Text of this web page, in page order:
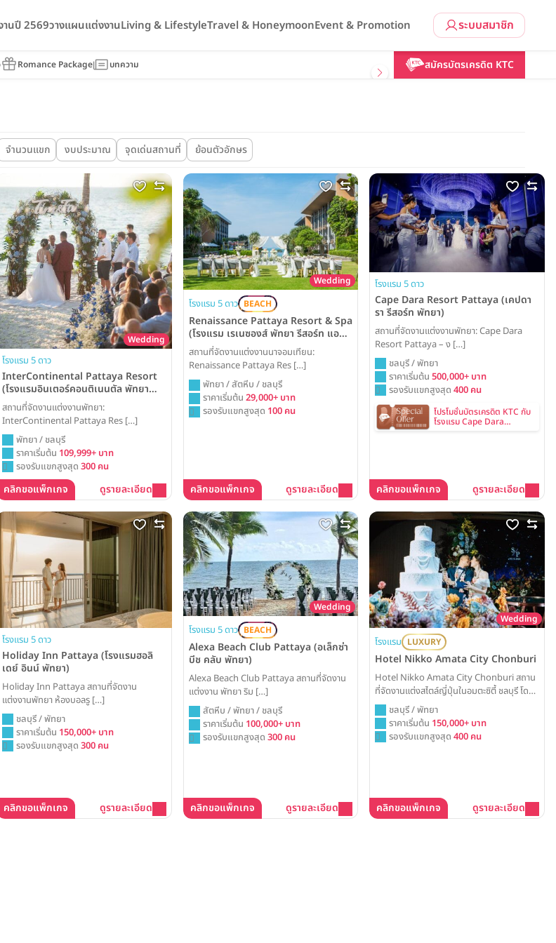
ระบบสมาชิก
นปี 2569วางแผนแต่งงานLiving & LifestyleTravel & HoneymoonEvent & Promotion
Romance Package บทความ สมัครบัตรเครดิต KTC
จำนวนแขก งบประมาณ จุดเด่นสถานที่ ย้อนตัวอักษร
Wedding
โรงแรม 5 ดาว
InterContinental Pattaya Resort
(โรงแรมอินเตอร์คอนติเนนตัล พัทยา
รีสอร์ท)
สถานที่จัดงานแต่งงานพัทยา:
InterContinental Pattaya Res […]
พัทยา / ชลบุรี
ราคาเริ่มต้น 109,999+ บาท
รองรับแขกสูงสุด300 คน
คลิกขอแพ็กเกจ ดูรายละเอียด
Wedding
โรงแรม 5 ดาว BEACH
Renaissance Pattaya Resort & Spa
(โรงแรม เรเนซองส์ พัทยา รีสอร์ท แอนด์
สปา)
สถานที่จัดงานแต่งงานนาจอมเทียน:
Renaissance Pattaya Res […]
พัทยา / สัตหีบ / ชลบุรี
ราคาเริ่มต้น 29,000+ บาท
รองรับแขกสูงสุด 100 คน
คลิกขอแพ็กเกจ ดูรายละเอียด
โรงแรม 5 ดาว
Cape Dara Resort Pattaya (เคปดา
รา รีสอร์ท พัทยา)
สถานที่จัดงานแต่งงานพัทยา: Cape Dara
Resort Pattaya – ง […]
ชลบุรี / พัทยา
ราคาเริ่มต้น500,000+ บาท
รองรับแขกสูงสุด400 คน
โปรโมชั่นบัตรเครดิต KTC กับ
โรงแรม Cape Dara
คลิกขอแพ็กเกจ ดูรายละเอียด
โรงแรม 5 ดาว
Holiday Inn Pattaya (โรงแรมฮอลิ
เดย์ อินน์ พัทยา)
Holiday Inn Pattaya สถานที่จัดงาน
แต่งงานพัทยา ห้องบอลรู […]
ชลบุรี / พัทยา
ราคาเริ่มต้น 150,000+ บาท
รองรับแขกสูงสุด300 คน
คลิกขอแพ็กเกจ ดูรายละเอียด
Wedding
โรงแรม 5 ดาว BEACH
Alexa Beach Club Pattaya (อเล็กซ่า
บีช คลับ พัทยา)
Alexa Beach Club Pattaya สถานที่จัดงาน
แต่งงาน พัทยา ริม […]
สัตหีบ / พัทยา / ชลบุรี
ราคาเริ่มต้น 100,000+ บาท
รองรับแขกสูงสุด 300 คน
คลิกขอแพ็กเกจ ดูรายละเอียด
Wedding
โรงแรม LUXURY
Hotel Nikko Amata City Chonburi
Hotel Nikko Amata City Chonburi สถาน
ที่จัดงานแต่งสไตล์ญี่ปุ่นในอมตะซิตี้ ชลบุรี โดด
เด่นด้วยห้องบอลรูมดีไซน์โมเดิร์น รองรับแขก
สูงสุด 400 ท่าน พร้อมการบริการที่เป็นเลิศตาม
มาตรฐานญี่ปุ่น Weddinglist ได้รวบรวมข้อมูล
แพ็คเกจแต่งงานและราคามาให้ครบแล้วที่นี่
ชลบุรี / พัทยา
ราคาเริ่มต้น 150,000+ บาท
รองรับแขกสูงสุด400 คน
คลิกขอแพ็กเกจ ดูรายละเอียด